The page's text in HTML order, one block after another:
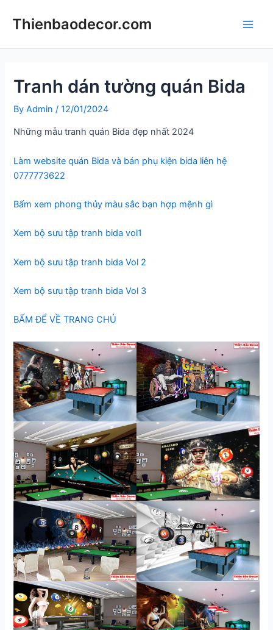
Thienbaodecor.com
Tranh dán tường quán Bida
ByAdmin/12/01/2024
Những mẫu tranh quán Bida đẹp nhất 2024
Làm website quán Bida và bán phụ kiện bida liên hệ
0777773622
Bấm xem phong thủy màu sắc bạn hợp mệnh gì
Xem bộ sưu tập tranh bida vol1
Xem bộ sưu tập tranh bida Vol 2
Xem bộ sưu tập tranh bida Vol 3
BẤM ĐỂ VỀ TRANG CHỦ